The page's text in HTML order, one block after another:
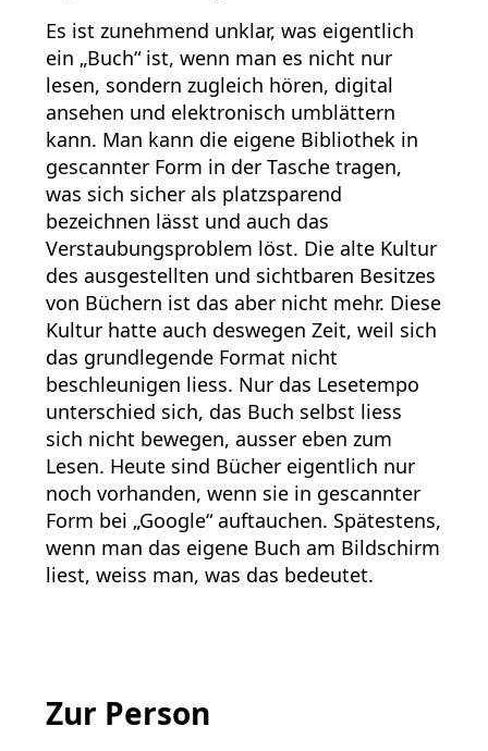
Es ist zunehmend unklar, was eigentlich
ein „Buch“ ist, wenn man es nicht nur
lesen, sondern zugleich hören, digital
ansehen und elektronisch umblättern
kann. Man kann die eigene Bibliothek in
gescannter Form in der Tasche tragen,
was sich sicher als platzsparend
bezeichnen lässt und auch das
Verstaubungsproblem löst. Die alte Kultur
des ausgestellten und sichtbaren Besitzes
von Büchern ist das aber nicht mehr. Diese
Kultur hatte auch deswegen Zeit, weil sich
das grundlegende Format nicht
beschleunigen liess. Nur das Lesetempo
unterschied sich, das Buch selbst liess
sich nicht bewegen, ausser eben zum
Lesen. Heute sind Bücher eigentlich nur
noch vorhanden, wenn sie in gescannter
Form bei „Google“ auftauchen. Spätestens,
wenn man das eigene Buch am Bildschirm
liest, weiss man, was das bedeutet.
Zur Person